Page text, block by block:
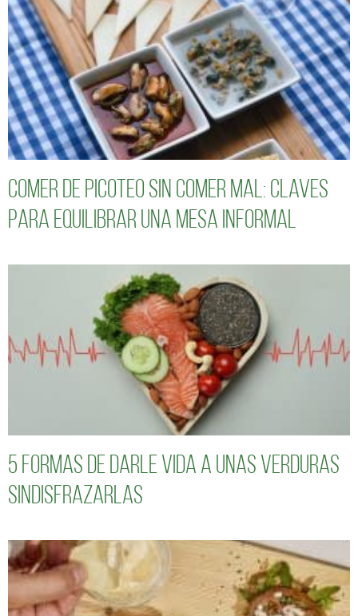
Comer de picoteo sin comer mal: claves
para equilibrar una mesa informal
5 formas de darle vida a unas verduras
sindisfrazarlas